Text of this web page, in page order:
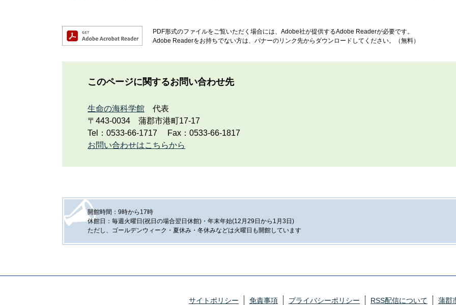
PDF形式のファイルをご覧いただく場合には、Adobe社が提供するAdobe Readerが必要です。
Adobe Readerをお持ちでない方は、バナーのリンク先からダウンロードしてください。（無料）
このページに関するお問い合わせ先
生命の海科学館
代表
〒443-0034
蒲郡市港町17-17
Tel：0533-66-1717
Fax：0533-66-1817
お問い合わせはこちらから
開館時間：9時から17時
休館日：毎週火曜日(祝日の場合翌日休館)・年末年始(12月29日から1月3日)
ただし、ゴールデンウィーク・夏休み・冬休みなどは火曜日も開館しています
サイトポリシー 免責事項 プライバシーポリシー RSS配信について 蒲郡